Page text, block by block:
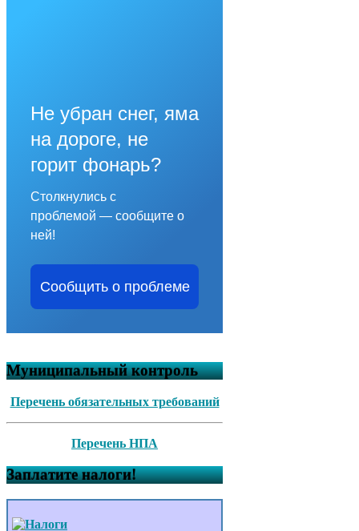
Не убран снег, яма
на дороге, не
горит фонарь?
Столкнулись с
проблемой — сообщите о
ней!
Сообщить о проблеме
Муниципальный контроль
Перечень обязательных требований
Перечень НПА
Заплатите налоги!